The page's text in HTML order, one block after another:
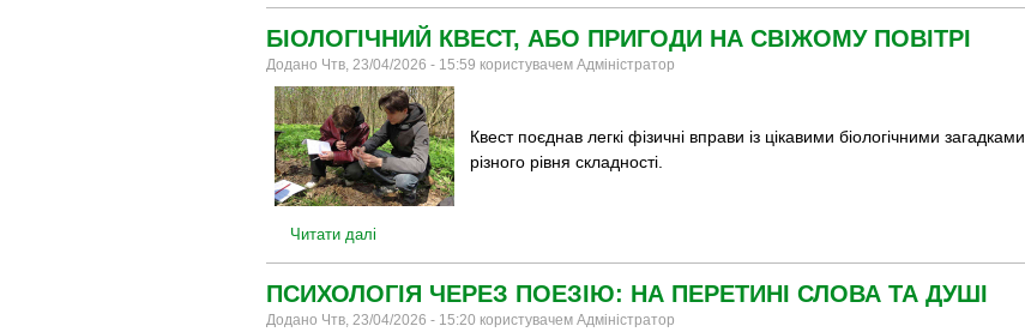
БІОЛОГІЧНИЙ КВЕСТ, АБО ПРИГОДИ НА СВІЖОМУ ПОВІТРІ
Додано Чтв, 23/04/2026 - 15:59 користувачем Адміністратор
Квест поєднав легкі фізичні вправи із цікавими біологічними загадками
різного рівня складності.
Читати далі
ПСИХОЛОГІЯ ЧЕРЕЗ ПОЕЗІЮ: НА ПЕРЕТИНІ СЛОВА ТА ДУШІ
Додано Чтв, 23/04/2026 - 15:20 користувачем Адміністратор